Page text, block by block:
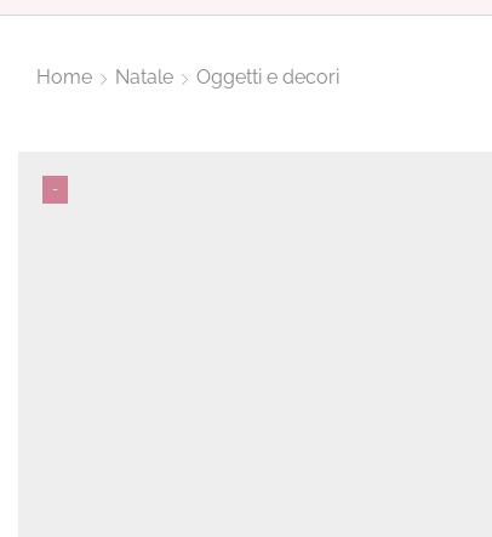
Home Natale Oggetti e decori
-